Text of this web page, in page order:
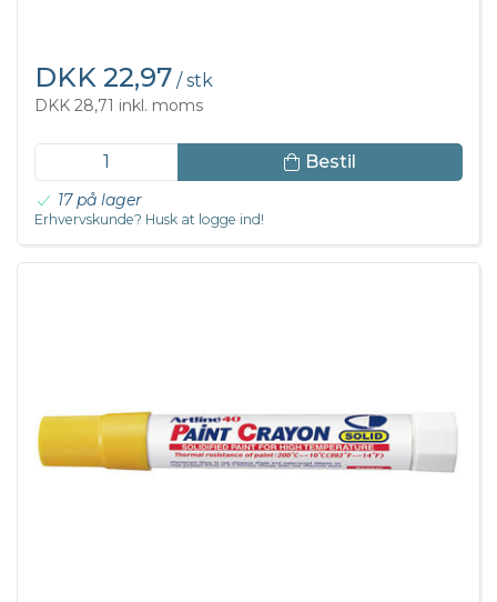
DKK 22,97 / stk
DKK 28,71 inkl. moms
Bestil
17 på lager
Erhvervskunde? Husk at logge ind!